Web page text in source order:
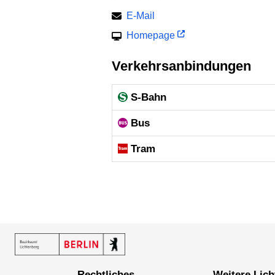
E-Mail
Homepage
Verkehrsanbindungen
S-Bahn
Bus
Tram